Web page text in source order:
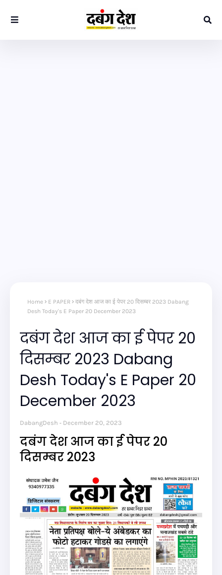
Home E PAPER
दबंग देश आज का ई पेपर 20 दिसम्बर 2023 Dabang
Desh Today's E Paper 20 December 2023
दबंग देश आज का ई पेपर 20
दिसम्बर 2023 Dabang
Desh Today's E Paper 20
December 2023
DabangDesh December 20, 2023
दबंग देश आज का ई पेपर 20
दिसम्बर 2023